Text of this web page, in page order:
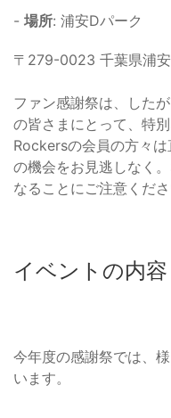
- 場所: 浦安Dパーク
〒279-0023 千葉県浦
ファン感謝祭は、した
の皆さまにとって、特
Rockersの会員の方々
の機会をお見逃しなく
なることにご注意くださ
イベントの内容
今年度の感謝祭では、
います。